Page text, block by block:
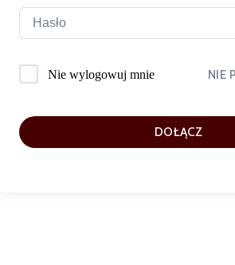
Nie wylogowuj mnie NIE
DOŁĄCZ